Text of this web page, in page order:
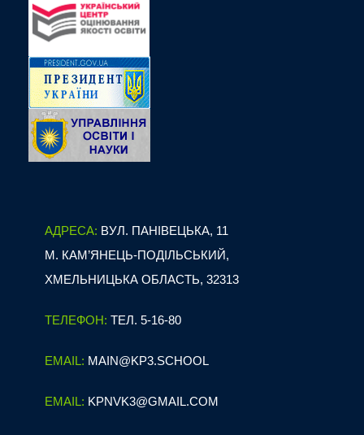
АДРЕСА: ВУЛ. ПАНІВЕЦЬКА, 11
М. КАМ’ЯНЕЦЬ-ПОДІЛЬСЬКИЙ,
ХМЕЛЬНИЦЬКА ОБЛАСТЬ, 32313
ТЕЛЕФОН: ТЕЛ. 5-16-80
EMAIL: MAIN@KP3.SCHOOL
EMAIL: KPNVK3@GMAIL.COM